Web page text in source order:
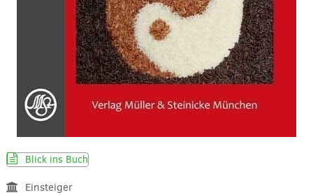
Blick ins Buch
Einsteiger